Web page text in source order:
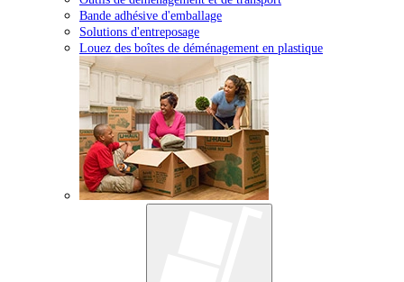
Bande adhésive d'emballage
Solutions d'entreposage
Louez des boîtes de déménagement en plastique